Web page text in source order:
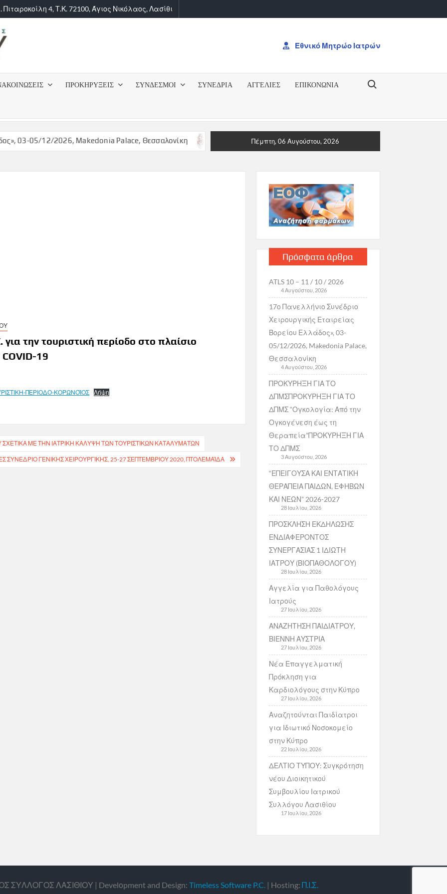
Πιταροκοίλη 4, Τ.Κ. 72100, Άγιος Νικόλαος, Λασίθι
ΣΥΛΛΟΓΟΣ
Εθνικό Μητρώο Ιατρών
ΠΡΟΚΗΡΥΞΕΙΣ ΣΥΝΔΕΣΜΟΙ ΣΥΝΕΔΡΙΑ ΑΓΓΕΛΙΕΣ ΕΠΙΚΟΝΩΝΊΑ
Search for:
03-05/12/2026, Makedonia Palace, Θεσσαλονίκη ΠΡΟΚΥΡΗΞΗ ΓΙΑ ΤΟ ΔΠΜΣΠΡΟΚΥΡΗΞΗ ΓΙΑ ΤΟ ΔΠΜΣ “Ογκολογία:
Πέμπτη, 06 Αυγούστου, 2026
την τουριστική περίοδο στο πλαίσιο
19
ΠΕΡΙΟΔΟ-ΚΟΡΩΝΟΪΟΣ Λήψη
ΜΕ ΤΗΝ ΙΑΤΡΙΚΗ ΚΑΛΥΨΗ ΤΩΝ ΤΟΥΡΙΣΤΙΚΩΝ ΚΑΤΑΛΥΜΑΤΩΝ
ΣΥΝΈΔΡΙΟ ΓΕΝΙΚΉΣ ΧΕΙΡΟΥΡΓΙΚΉΣ, 25-27 ΣΕΠΤΕΜΒΡΊΟΥ 2020, ΠΤΟΛΕΜΑΪ́ΔΑ
Πρόσφατα άρθρα
ATLS 10 – 11 / 10 / 2026
4 Αυγούστου, 2026
17ο Πανελλήνιο Συνέδριο
Χειρουργικής Εταιρείας
Βορείου Ελλάδος», 03-
05/12/2026, Makedonia Palace,
Θεσσαλονίκη
4 Αυγούστου, 2026
ΠΡΟΚΥΡΗΞΗ ΓΙΑ ΤΟ
ΔΠΜΣΠΡΟΚΥΡΗΞΗ ΓΙΑ ΤΟ
ΔΠΜΣ “Ογκολογία: Από την
Ογκογένεση έως τη
Θεραπεία”ΠΡΟΚΥΡΗΞΗ ΓΙΑ
ΤΟ ΔΠΜΣ
3 Αυγούστου, 2026
“ΕΠΕΙΓΟΥΣΑ ΚΑΙ ΕΝΤΑΤΙΚΗ
ΘΕΡΑΠΕΙΑ ΠΑΙΔΩΝ, ΕΦΗΒΩΝ
ΚΑΙ ΝΕΩΝ” 2026-2027
28 Ιουλίου, 2026
ΠΡΟΣΚΛΗΣΗ ΕΚΔΗΛΩΣΗΣ
ΕΝΔΙΑΦΕΡΟΝΤΟΣ
ΣΥΝΕΡΓΑΣΙΑΣ 1 ΙΔΙΩΤΗ
ΙΑΤΡΟΥ (ΒΙΟΠΑΘΟΛΟΓΟΥ)
28 Ιουλίου, 2026
Αγγελία για Παθολόγους
Ιατρούς
27 Ιουλίου, 2026
ΑΝΑΖΗΤΗΣΗ ΠΑΙΔΙΑΤΡΟΥ,
ΒΙΕΝΝΗ ΑΥΣΤΡΙΑ
27 Ιουλίου, 2026
Νέα Επαγγελματική
Πρόκληση για
Καρδιολόγους στην Κύπρο
27 Ιουλίου, 2026
Αναζητούνται Παιδίατροι
για Ιδιωτικό Νοσοκομείο
στην Κύπρο
22 Ιουλίου, 2026
ΔΕΛΤΙΟ ΤΥΠΟΥ: Συγκρότηση
νέου Διοικητικού
Συμβουλίου Ιατρικού
Συλλόγου Λασιθίου
17 Ιουλίου, 2026
ΣΥΛΛΟΓΟΣ ΛΑΣΙΘΙΟΥ | Develοpment and Design: Timeless Software P.C. | Hosting: Π.Ι.Σ.